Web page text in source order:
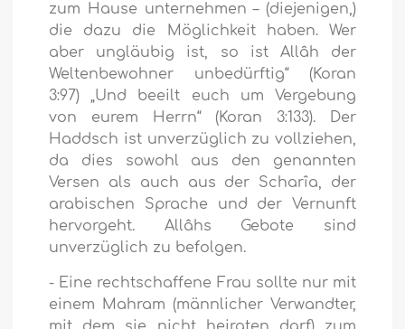
zum Hause unternehmen – (diejenigen,)
die dazu die Möglichkeit haben. Wer
aber ungläubig ist, so ist Allâh der
Weltenbewohner unbedürftig“(Koran
3:97)„Und beeilt euch um Vergebung
von eurem Herrn“(Koran 3:133). Der
Haddsch ist unverzüglich zu vollziehen,
da dies sowohl aus den genannten
Versen als auch aus der Scharîa, der
arabischen Sprache und der Vernunft
hervorgeht. Allâhs Gebote sind
unverzüglich zu befolgen.
- Eine rechtschaffene Frau sollte nur mit
einem Mahram (männlicher Verwandter,